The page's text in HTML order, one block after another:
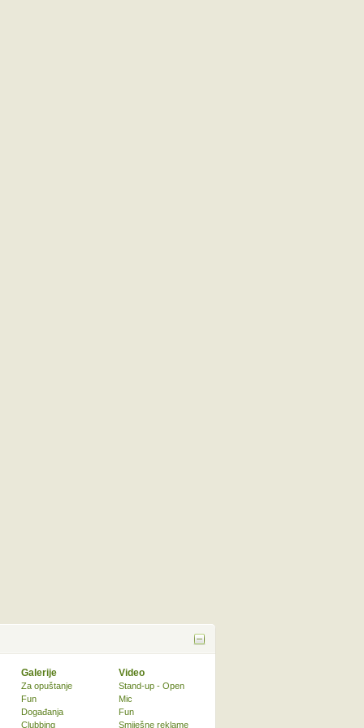
Galerije
Za opuštanje
Fun
Događanja
Clubbing
Video
Stand-up - Open
Mic
Fun
Smiješne reklame